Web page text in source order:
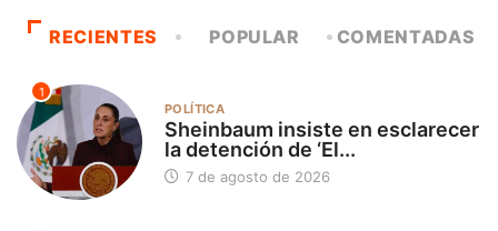
RECIENTES POPULAR COMENTADAS
1
POLÍTICA
Sheinbaum insiste en esclarecer
la detención de ‘El...
7 de agosto de 2026